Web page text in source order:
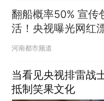
翻船概率50% 宣传包捞包
活！央视曝光网红
拒绝赌命式游乐 包
河南都市频道
当看见央视排雷战
抵制笑果文化